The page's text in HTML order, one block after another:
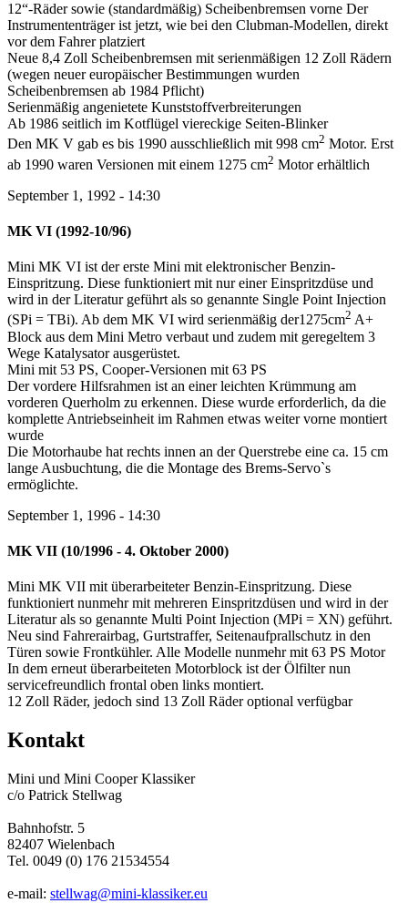
12“-Räder sowie (standardmäßig) Scheibenbremsen vorne Der
Instrumententräger ist jetzt, wie bei den Clubman-Modellen, direkt
vor dem Fahrer platziert
Neue 8,4 Zoll Scheibenbremsen mit serienmäßigen 12 Zoll Rädern
(wegen neuer europäischer Bestimmungen wurden
Scheibenbremsen ab 1984 Pflicht)
Serienmäßig angenietete Kunststoffverbreiterungen
Ab 1986 seitlich im Kotflügel viereckige Seiten-Blinker
Den MK V gab es bis 1990 ausschließlich mit 998 cm2 Motor. Erst
ab 1990 waren Versionen mit einem 1275 cm2 Motor erhältlich
September 1, 1992 - 14:30
MK VI (1992-10/96)
Mini MK VI ist der erste Mini mit elektronischer Benzin-
Einspritzung. Diese funktioniert mit nur einer Einspritzdüse und
wird in der Literatur geführt als so genannte Single Point Injection
(SPi = TBi). Ab dem MK VI wird serienmäßig der1275cm2 A+
Block aus dem Mini Metro verbaut und zudem mit geregeltem 3
Wege Katalysator ausgerüstet.
Mini mit 53 PS, Cooper-Versionen mit 63 PS
Der vordere Hilfsrahmen ist an einer leichten Krümmung am
vorderen Querholm zu erkennen. Diese wurde erforderlich, da die
komplette Antriebseinheit im Rahmen etwas weiter vorne montiert
wurde
Die Motorhaube hat rechts innen an der Querstrebe eine ca. 15 cm
lange Ausbuchtung, die die Montage des Brems-Servo`s
ermöglichte.
September 1, 1996 - 14:30
MK VII (10/1996 - 4. Oktober 2000)
Mini MK VII mit überarbeiteter Benzin-Einspritzung. Diese
funktioniert nunmehr mit mehreren Einspritzdüsen und wird in der
Literatur als so genannte Multi Point Injection (MPi = XN) geführt.
Neu sind Fahrerairbag, Gurtstraffer, Seitenaufprallschutz in den
Türen sowie Frontkühler. Alle Modelle nunmehr mit 63 PS Motor
In dem erneut überarbeiteten Motorblock ist der Ölfilter nun
servicefreundlich frontal oben links montiert.
12 Zoll Räder, jedoch sind 13 Zoll Räder optional verfügbar
Kontakt
Mini und Mini Cooper Klassiker
c/o Patrick Stellwag
Bahnhofstr. 5
82407 Wielenbach
Tel. 0049 (0) 176 21534554
e-mail: stellwag@mini-klassiker.eu